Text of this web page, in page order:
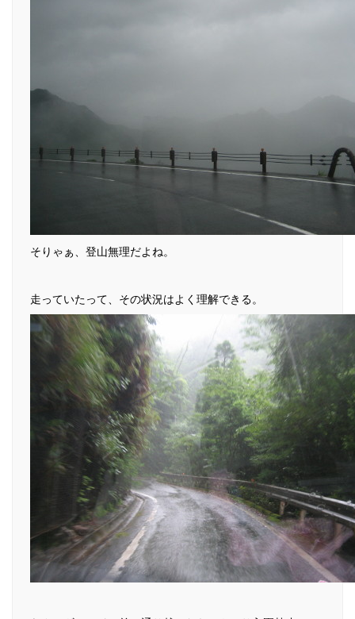
そりゃぁ、登山無理だよね。
走っていたって、その状況はよく理解できる。